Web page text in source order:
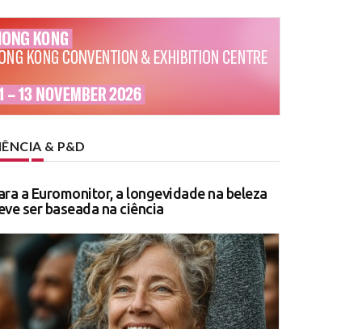
& P&D
a Euromonitor, a longevidade na beleza
ser baseada na ciência